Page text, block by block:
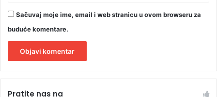
Sačuvaj moje ime, email i web stranicu u ovom browseru za
buduće komentare.
Pratite nas na